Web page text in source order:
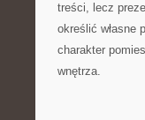
treści, lecz
określić własne
charakter
wnętrza.